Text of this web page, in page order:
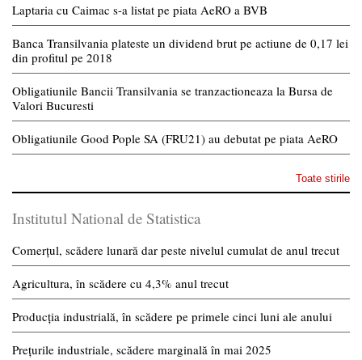
Laptaria cu Caimac s-a listat pe piata AeRO a BVB
Banca Transilvania plateste un dividend brut pe actiune de 0,17 lei
din profitul pe 2018
Obligatiunile Bancii Transilvania se tranzactioneaza la Bursa de
Valori Bucuresti
Obligatiunile Good Pople SA (FRU21) au debutat pe piata AeRO
Toate stirile
Institutul National de Statistica
Comerțul, scădere lunară dar peste nivelul cumulat de anul trecut
Agricultura, în scădere cu 4,3% anul trecut
Producția industrială, în scădere pe primele cinci luni ale anului
Prețurile industriale, scădere marginală în mai 2025